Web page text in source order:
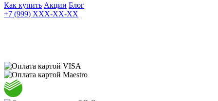
Как купить Акции Блог
+7 (999) XXX-XX-XX